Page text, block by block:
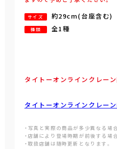
サイズ 約29cm(台座含む)
種類 全1種
タイトーオンラインクレー
タイトーオンラインクレー
・写真と実際の商品が多少異なる場
・店舗により登場時期が前後する場
・取扱店舗は随時更新となります。